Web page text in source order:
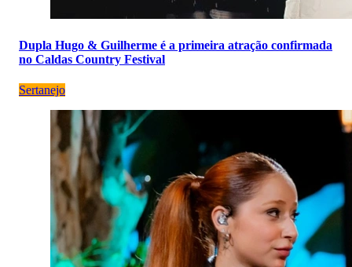
Dupla Hugo & Guilherme é a primeira atração confirmada
no Caldas Country Festival
Sertanejo